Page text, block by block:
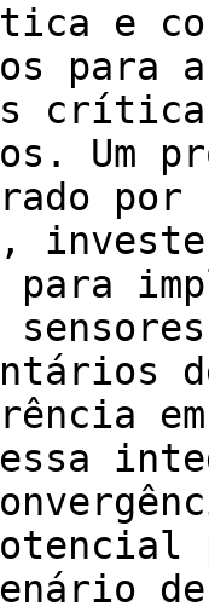
e
para
Um
por
para